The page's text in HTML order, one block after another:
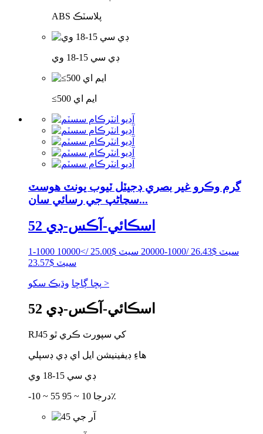
ABS پلاسٽڪ
ڊي سي 15-18 وي
≤500 ايم اي
گرم وڪرو غير بصري ڊجيٽل ٽيوب يونٽ هوسٽ
سڃاڻپ جي رسائي سان...
اسڪائي-آڪس-ڊي 52
1-1000 سيٽ $26.43 /1000-20000 سيٽ $25.00 />10000
سيٽ $23.57
پڇا ڳاڇا وڌيڪ سکو >
اسڪائي-آڪس-ڊي 52
RJ45 کي سپورٽ ڪري ٿو
هاءِ ڊيفينيشن ايل اي ڊي ڊسپلي
ڊي سي 15-18 وي
-10 ~ 55 درجا 10 ~ 95٪